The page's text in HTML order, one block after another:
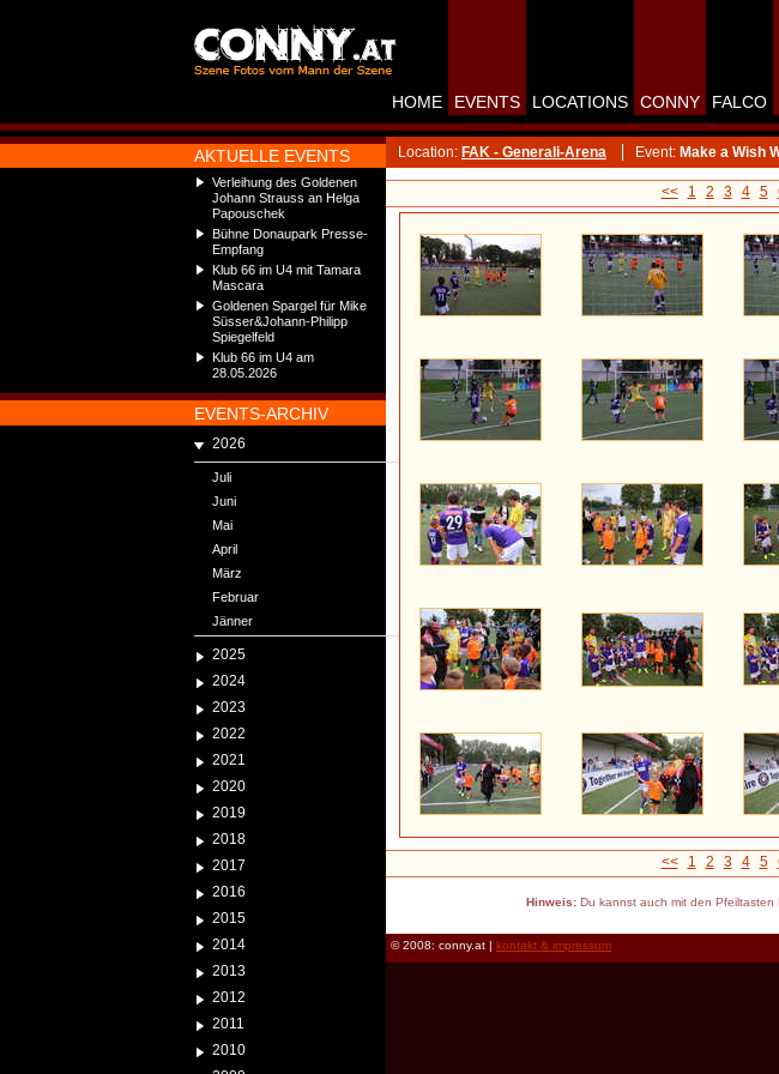
AKTUELLE EVENTS
Verleihung des Goldenen
Johann Strauss an Helga
Papouschek
Bühne Donaupark Presse-
Empfang
Klub 66 im U4 mit Tamara
Mascara
Goldenen Spargel für Mike
Süsser&Johann-Philipp
Spiegelfeld
Klub 66 im U4 am
28.05.2026
EVENTS-ARCHIV
2026
Juli
Juni
Mai
April
März
Februar
Jänner
2025
2024
2023
2022
2021
2020
2019
2018
2017
2016
2015
2014
2013
2012
2011
2010
HOME EVENTS LOCATIONS CONNY FALCO
Location: FAK - Generali-Arena Event: Make a Wish
<< 1 2 3 4 5
<< 1 2 3 4 5
Hinweis:Du kannst auch mit den Pfeiltasten
© 2008: conny.at | kontakt & impressum